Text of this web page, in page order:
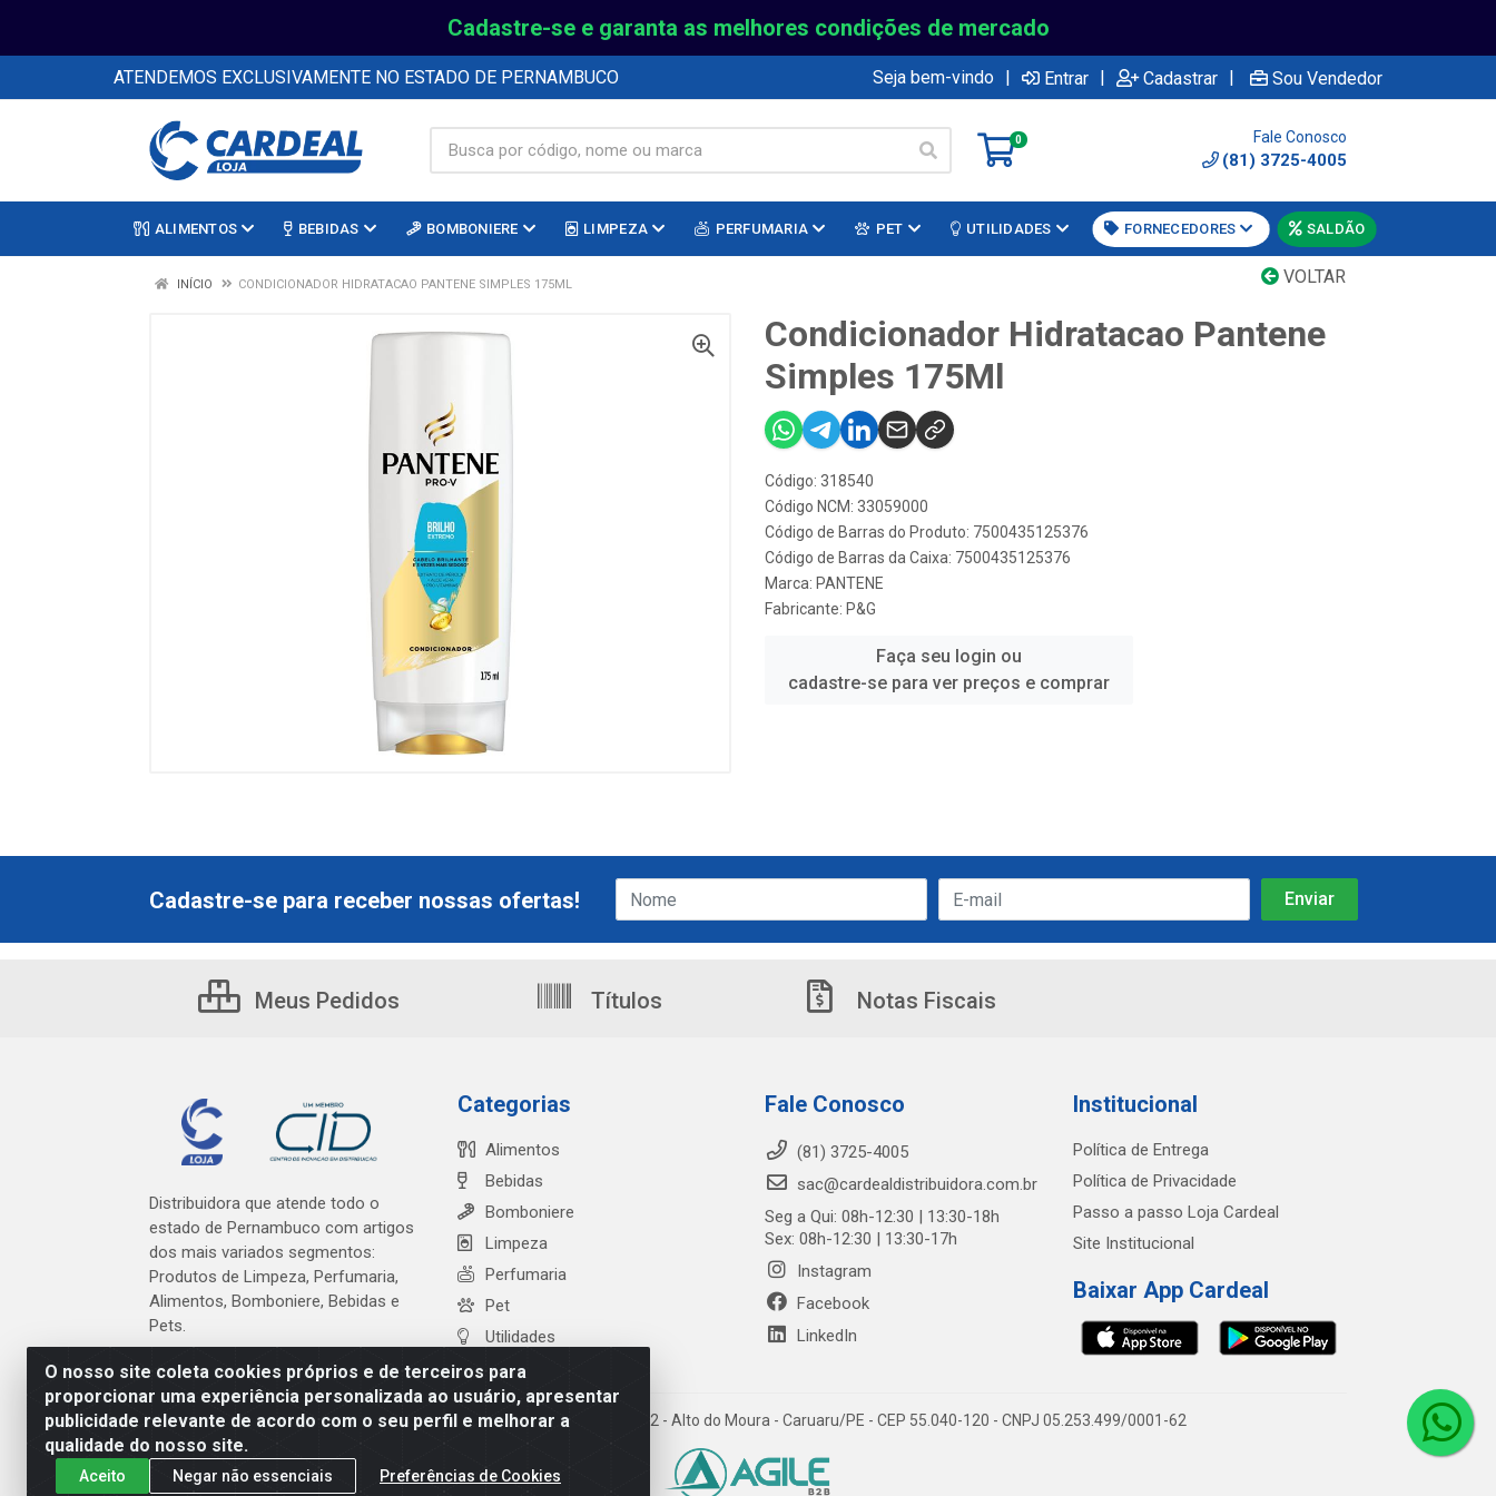
Cadastre-se e garanta as melhores condições de mercado
ATENDEMOS EXCLUSIVAMENTE NO ESTADO DE PERNAMBUCO Seja bem-vindo | Entrar | Cadastrar | Sou Vendedor
0 Fale Conosco
(81) 3725-4005
ALIMENTOS BEBIDAS BOMBONIERE LIMPEZA PERFUMARIA PET UTILIDADES FORNECEDORES SALDÃO
VOLTAR
INÍCIO CONDICIONADOR HIDRATACAO PANTENE SIMPLES 175ML
Condicionador Hidratacao Pantene
Simples 175Ml
Código: 318540
Código NCM: 33059000
Código de Barras do Produto: 7500435125376
Código de Barras da Caixa: 7500435125376
Marca: PANTENE
Fabricante: P&G
Faça seu login ou
cadastre-se para ver preços e comprar
O nosso site coleta cookies próprios e de terceiros para
proporcionar uma experiência personalizada ao usuário, apresentar
publicidade relevante de acordo com o seu perfil e melhorar a
qualidade do nosso site.
Aceito Negar não essenciais Preferências de Cookies
Cadastre-se para receber nossas ofertas!
Meus Pedidos Títulos Notas Fiscais
Distribuidora que atende todo o
estado de Pernambuco com artigos
dos mais variados segmentos:
Produtos de Limpeza, Perfumaria,
Alimentos, Bomboniere, Bebidas e
Pets.
Categorias
Alimentos
Bebidas
Bomboniere
Limpeza
Perfumaria
Pet
Utilidades
Fale Conosco
(81) 3725-4005
sac@cardealdistribuidora.com.br
Seg a Qui: 08h-12:30 | 13:30-18h
Sex: 08h-12:30 | 13:30-17h
Instagram
Facebook
LinkedIn
Institucional
Política de Entrega
Política de Privacidade
Passo a passo Loja Cardeal
Site Institucional
Baixar App Cardeal
Cardeal Distribuidora - Estrada Alto do Moura, 582 - Alto do Moura - Caruaru/PE - CEP 55.040-120 - CNPJ 05.253.499/0001-62